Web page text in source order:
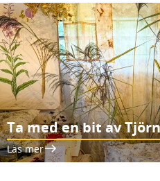
Ta med en bit av Tjörn
Läs mer